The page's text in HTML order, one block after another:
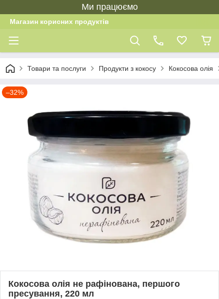
Ми працюємо
Магазин корисних продуктів
Товари та послуги Продукти з кокосу Кокосова олія
–32%
Кокосова олія не рафінована, першого
пресування, 220 мл